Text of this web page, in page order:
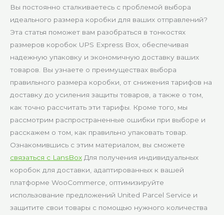
Вы постоянно сталкиваетесь с проблемой выбора
идеального размера коробки для ваших отправлений?
Эта статья поможет вам разобраться в тонкостях
размеров коробок UPS Express Box, обеспечивая
надежную упаковку и экономичную доставку ваших
товаров. Вы узнаете о преимуществах выбора
правильного размера коробки, от снижения тарифов на
доставку до усиления защиты товаров, а также о том,
как точно рассчитать эти тарифы. Кроме того, мы
рассмотрим распространенные ошибки при выборе и
расскажем о том, как правильно упаковать товар.
Ознакомившись с этим материалом, вы сможете
связаться с LansBox Для получения индивидуальных
коробок для доставки, адаптированных к вашей
платформе WooCommerce, оптимизируйте
использование предложений United Parcel Service и
защитите свои товары с помощью нужного количества